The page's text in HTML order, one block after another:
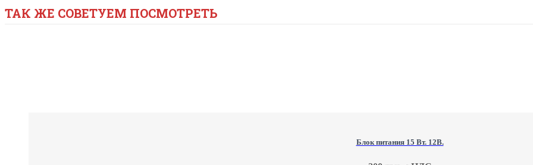
ТАК ЖЕ СОВЕТУЕМ ПОСМОТРЕТЬ
Блок питания 15 Вт. 12В.